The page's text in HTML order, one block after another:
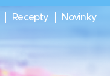
Recepty Novinky